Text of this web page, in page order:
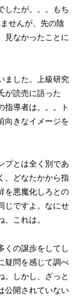
したが。。。もち
せんが、先の陰
見なかったことに
ました。上級研究
が読売に語った
指導者は。。。ト
向きなイメージを
プとは全く別であ
、どなたかから指
を悪魔化しろとの
じですよ。なにせ
これは。
くの譲歩をしてし
疑問を感じて調べ
。しかし、ざっと
公開されていない